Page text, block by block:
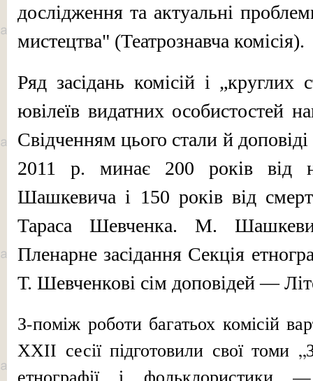
дослідження та актуальні
мистецтва" (Театрознавча комісія).
Ряд засідань комісій і „круглих
ювілеїв видатних особистостей
Свідченням цього стали й
2011 р. минає 200 років від
Шашкевича і 150 ро­ків від
Тараса Шев­ченка. М.
Пленарне засідання Секція
Т. Шевченкові сім доповідей —
З-поміж роботи багатьох комісій
ХХІІ сесії підготовили свої томи
етнографії і